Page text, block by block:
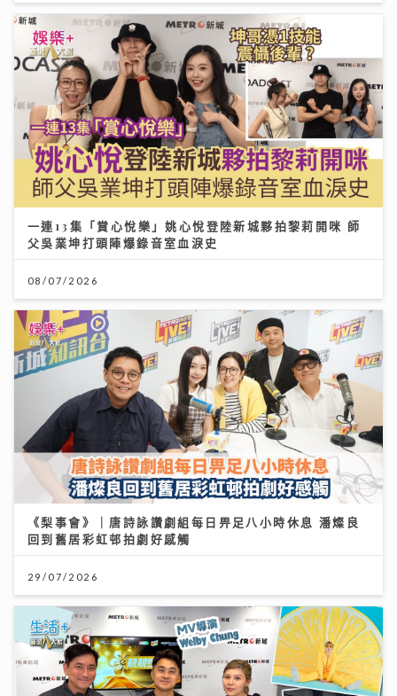
一連13集「賞心悅樂」姚心悅登陸新城夥拍黎莉開咪 師
父吳業坤打頭陣爆錄音室血淚史
08/07/2026
《梨事會》｜唐詩詠讚劇組每日畀足八小時休息 潘燦良
回到舊居彩虹邨拍劇好感觸
29/07/2026